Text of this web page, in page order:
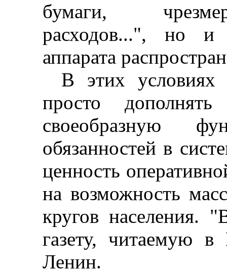
бумаги,
расходов...", но и
аппарата
В этих условиях
просто
своеобразную
обязанностей в
ценность
на возможность
кругов населения.
газету, читаемую
Ленин.